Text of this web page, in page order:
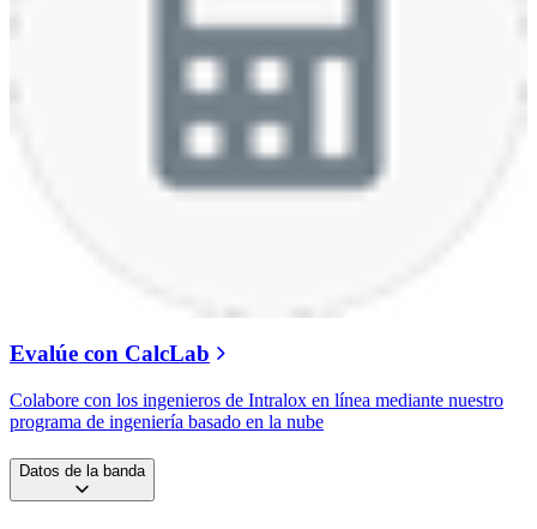
Evalúe con CalcLab
Colabore con los ingenieros de Intralox en línea mediante nuestro
programa de ingeniería basado en la nube
Datos de la banda